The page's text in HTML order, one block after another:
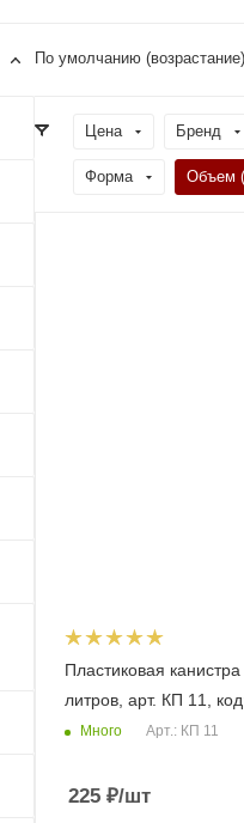
По умолчанию (возрастание)
Цена Бренд
Форма Объем
Пластиковая канистра
литров, арт. КП 11,
Много Арт.: КП 11
225 ₽/шт